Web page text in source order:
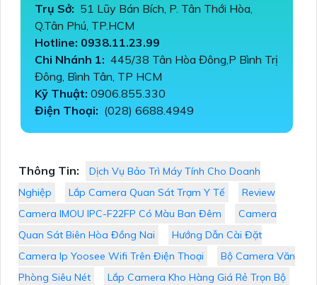
Trụ Sở: 51 Lũy Bán Bích, P. Tân Thới Hòa,
Q.Tân Phú, TP.HCM
Hotline: 0938.11.23.99
Chi Nhánh 1: 445/38 Tân Hòa Đông,P Bình Trị
Đông, Bình Tân, TP HCM
Kỹ Thuật: 0906.855.330
Điện Thoại: (028) 6688.4949
Thông Tin:
Dịch Vụ Bảo Trì Máy Tính Cho Doanh
Nghiệp
Lắp Camera Quan Sát Trạm Y Tế
Review
Camera IMOU IPC-F22FP Có Màu Ban Đêm
Camera
Quan Sát Biên Hòa Đồng Nai
Hướng Dẫn Cài Đặt
Camera Ip Yoosee Wifi Trên Điện Thoại
Bộ Camera Văn
Phòng Siêu Nét
Lắp Camera Kho Hàng Giá Rẻ Trọn Bộ